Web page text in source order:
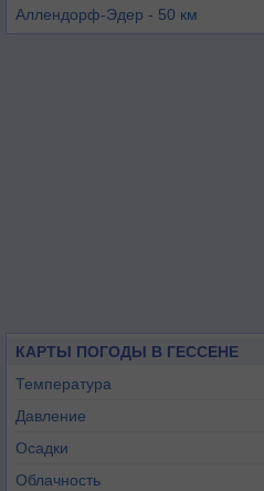
Аллендорф-Эдер - 50 км
КАРТЫ ПОГОДЫ В ГЕССЕНЕ
Температура
Давление
Осадки
Облачность